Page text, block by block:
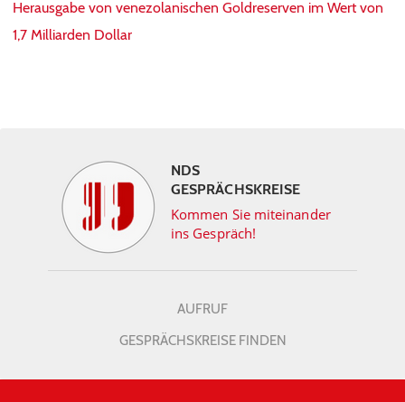
Herausgabe von venezolanischen Goldreserven im Wert von
1,7 Milliarden Dollar
NDS
GESPRÄCHSKREISE
Kommen Sie miteinander
ins Gespräch!
AUFRUF
GESPRÄCHSKREISE FINDEN